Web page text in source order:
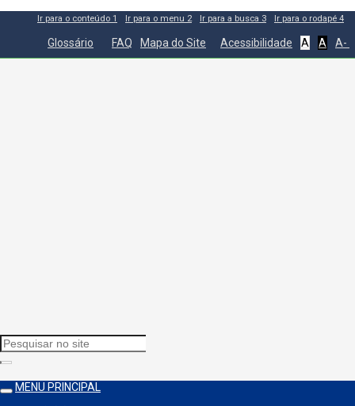
Ir para o conteúdo 1 Ir para o menu 2 Ir para a busca 3 Ir para o rodapé 4
Glossário FAQ Mapa do Site Acessibilidade A A A-
MENU PRINCIPAL